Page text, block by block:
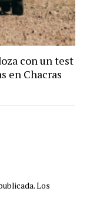
con un test
en Chacras
Los